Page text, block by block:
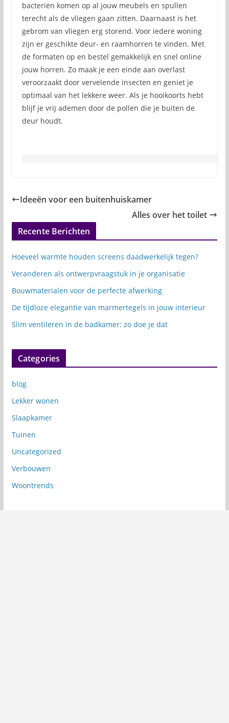
bacteriën komen op al jouw meubels en spullen
terecht als de vliegen gaan zitten. Daarnaast is het
gebrom van vliegen erg storend. Voor iedere woning
zijn er geschikte deur- en raamhorren te vinden. Met
de formaten op en bestel gemakkelijk en snel online
jouw horren. Zo maak je een einde aan overlast
veroorzaakt door vervelende insecten en geniet je
optimaal van het lekkere weer. Als je hooikoorts hebt
blijf je vrij ademen door de pollen die je buiten de
deur houdt.
Ideeën voor een buitenhuiskamer
Alles over het toilet
Recente Berichten
Hoeveel warmte houden screens daadwerkelijk tegen?
Veranderen als ontwerpvraagstuk in je organisatie
Bouwmaterialen voor de perfecte afwerking
De tijdloze elegantie van marmertegels in jouw interieur
Slim ventileren in de badkamer: zo doe je dat
Categories
blog
Lekker wonen
Slaapkamer
Tuinen
Uncategorized
Verbouwen
Woontrends